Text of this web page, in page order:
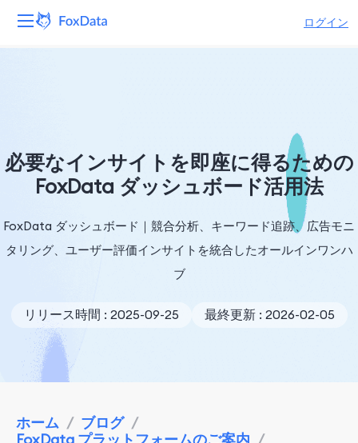
ログイン
ソリューション
リソース
価格
必要なインサイトを即座に得るための
FoxData ダッシュボード活用法
FoxData ダッシュボード｜競合分析、キーワード追跡、広告モニ
タリング、ユーザー評価インサイトを統合したオールインワンハ
ブ
リリース時間 : 2025-09-25 最終更新 : 2026-02-05
ホーム / ブログ /